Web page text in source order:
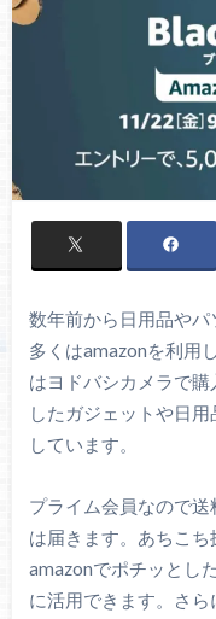
数年前から日用品や
多くはamazonを利用
はヨドバシカメラで
したガジェットや日
しています。
プライム会員なので
は届きます。あちこち
amazonでポチッとし
に活用できます。さ